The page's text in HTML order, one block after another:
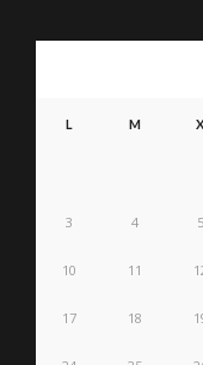
L M X
3 4 5
10 11
17 18